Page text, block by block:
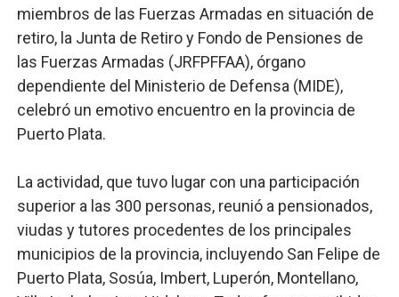
El magistrado Henry Molina decidió no seguir en la
El PRM renueva su cúpula directiva: Luis Abinader
Fellito Suberví inspecciona obras en las “villas” y
Comedores Comunitarios de DASAC garantizan
UNTC inicia ofensiva para recuperar fuerza gremial
PRM escogerá este domingo su nueva cúpula
Candidato a presidente del Colegio de Notarios hace
miembros de las Fuerzas Armadas en situación de
retiro, la Junta de Retiro y Fondo de Pensiones de
las Fuerzas Armadas (JRFPFFAA), órgano
dependiente del Ministerio de Defensa (MIDE),
celebró un emotivo encuentro en la provincia de
Puerto Plata.
La actividad, que tuvo lugar con una participación
superior a las 300 personas, reunió a pensionados,
viudas y tutores procedentes de los principales
municipios de la provincia, incluyendo San Felipe de
Puerto Plata, Sosúa, Imbert, Luperón, Montellano,